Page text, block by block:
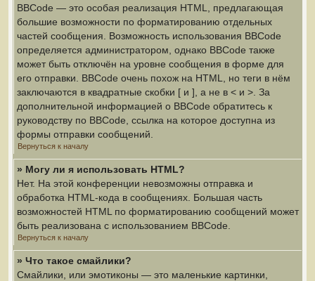
BBCode — это особая реализация HTML, предлагающая
большие возможности по форматированию отдельных
частей сообщения. Возможность использования BBCode
определяется администратором, однако BBCode также
может быть отключён на уровне сообщения в форме для
его отправки. BBCode очень похож на HTML, но теги в нём
заключаются в квадратные скобки [ и ], а не в < и >. За
дополнительной информацией о BBCode обратитесь к
руководству по BBCode, ссылка на которое доступна из
формы отправки сообщений.
Вернуться к началу
» Могу ли я использовать HTML?
Нет. На этой конференции невозможны отправка и
обработка HTML-кода в сообщениях. Большая часть
возможностей HTML по форматированию сообщений может
быть реализована с использованием BBCode.
Вернуться к началу
» Что такое смайлики?
Смайлики, или эмотиконы — это маленькие картинки,